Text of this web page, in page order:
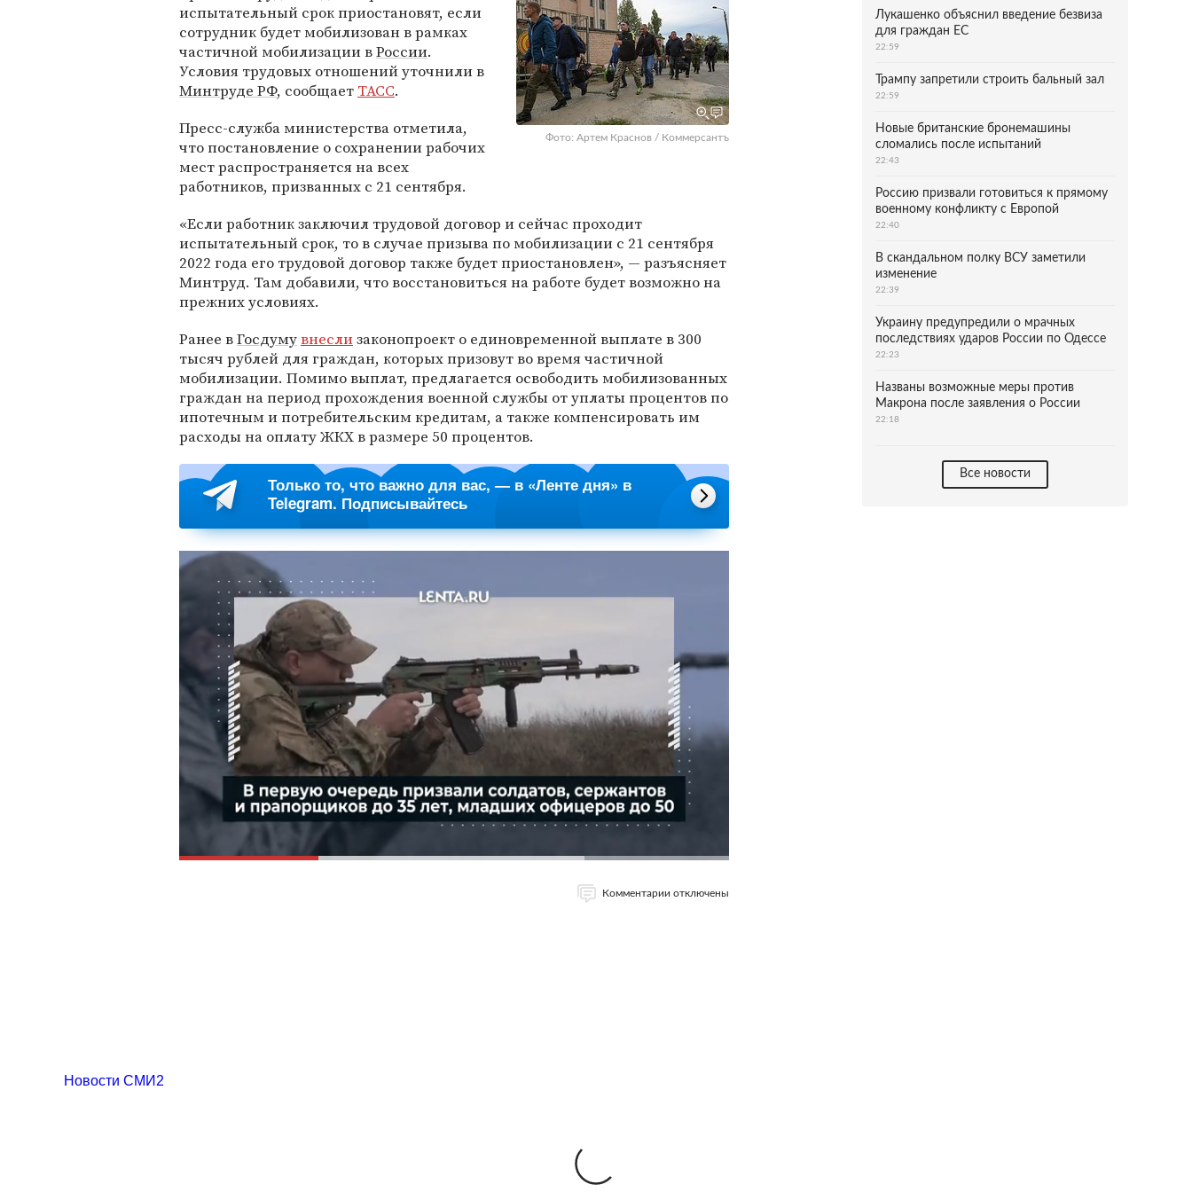
Фото: Артем Краснов / Коммерсантъ
испытательный срок приостановят, если
сотрудник будет мобилизован в рамках
частичной мобилизации вРоссии.
Условия трудовых отношений уточнили в
Минтруде РФ, сообщает ТАСС.
Пресс-служба министерства отметила,
что постановление о сохранении рабочих
мест распространяется на всех
работников, призванных с 21 сентября.
«Если работник заключил трудовой договор и сейчас проходит
испытательный срок, то в случае призыва по мобилизации с 21 сентября
2022 года его трудовой договор также будет приостановлен», — разъясняет
Минтруд. Там добавили, что восстановиться на работе будет возможно на
прежних условиях.
Ранее вГосдумувнеслизаконопроект о единовременной выплате в 300
тысяч рублей для граждан, которых призовут во время частичной
мобилизации. Помимо выплат, предлагается освободить мобилизованных
граждан на период прохождения военной службы от уплаты процентов по
ипотечным и потребительским кредитам, а также компенсировать им
расходы на оплату ЖКХ в размере 50 процентов.
Только то, что важно для вас, — в «Ленте дня» в
Telegram. Подписывайтесь
Комментарии отключены
Лукашенко объяснил введение безвиза
для граждан ЕС
22:59
Трампу запретили строить бальный зал
22:59
Новые британские бронемашины
сломались после испытаний
22:43
Россию призвали готовиться к прямому
военному конфликту с Европой
22:40
В скандальном полку ВСУ заметили
изменение
22:39
Украину предупредили о мрачных
последствиях ударов России по Одессе
22:23
Названы возможные меры против
Макрона после заявления о России
22:18
Все новости
Новости СМИ2